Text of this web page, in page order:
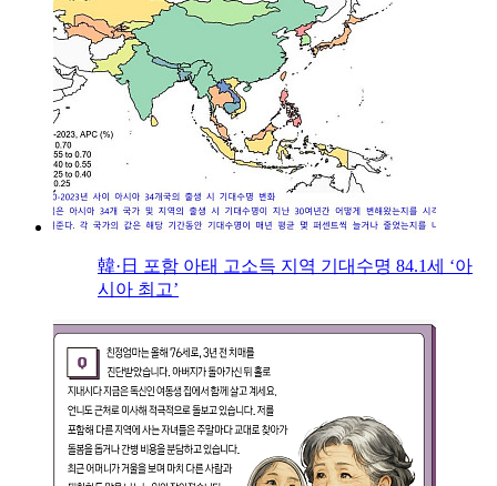
韓·日 포함 아태 고소득 지역 기대수명 84.1세 ‘아
시아 최고’